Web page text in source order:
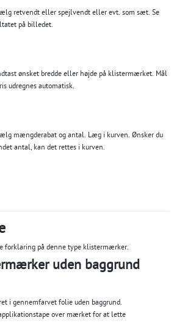
retvendt eller spejlvendt eller evt. som sæt. Se
på billedet.
ønsket bredde eller højde på klistermærket. Mål
udregnes automatisk.
mængderabat og antal. Læg i kurven. Ønsker du
antal, kan det rettes i kurven.
forklaring på denne type klistermærker.
uden baggrund
i gennemfarvet folie uden baggrund.
over mærket for at lette